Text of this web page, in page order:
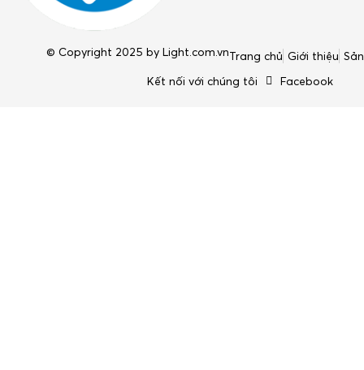
© Copyright 2025 by Light.com.vnTrang chủ Giới thiệu
Kết nối với chúng tôi
Facebook